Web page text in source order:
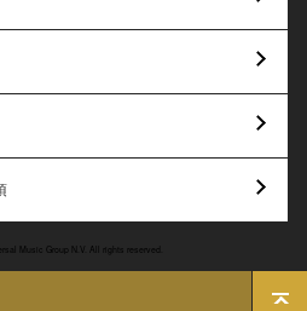
Music Group N.V. All rights reserved.